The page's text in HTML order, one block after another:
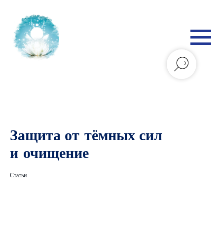
Защита от тёмных сил
и очищение
Статьи